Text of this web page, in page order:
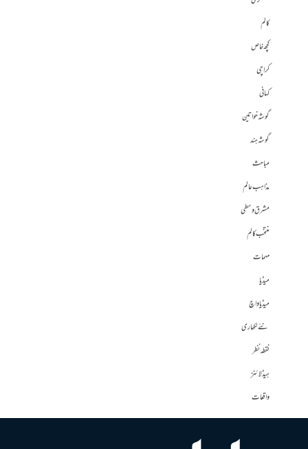
کالم
کچھ خاص
کراچی
کہانی
گوشہ خواتین
گوشہ ہند
مباحث
مذاہب عالم
مشرق وسطی
منتخب کالم
مہمات
میڈیا
میڈیا واچ
نئے لکھاری
نقطہ نظر
ہیڈلائنز
واقعات